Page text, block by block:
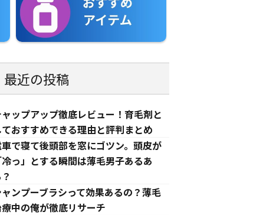
最近の投稿
ップアップ徹底レビュー！育毛剤と
ておすすめできる理由と評判まとめ
で寝て後頭部を窓にゴツン。頭皮が
冷っ」とする瞬間は薄毛男子あるあ
ンプーブラシって効果あるの？薄毛
中の俺が徹底リサーチ